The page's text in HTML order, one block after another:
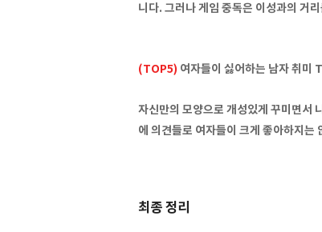
니다. 그러나 게임 중독은 이성과의 거
(TOP5) 여자들이 싫어하는 남자 취미
자신만의 모양으로 개성있게 꾸미면서
에 의견들로 여자들이 크게 좋아하지는
최종 정리